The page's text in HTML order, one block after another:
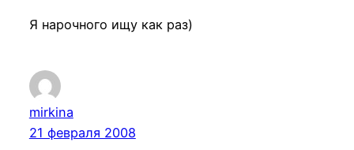
Я нарочного ищу как раз)
mirkina
21 февраля 2008